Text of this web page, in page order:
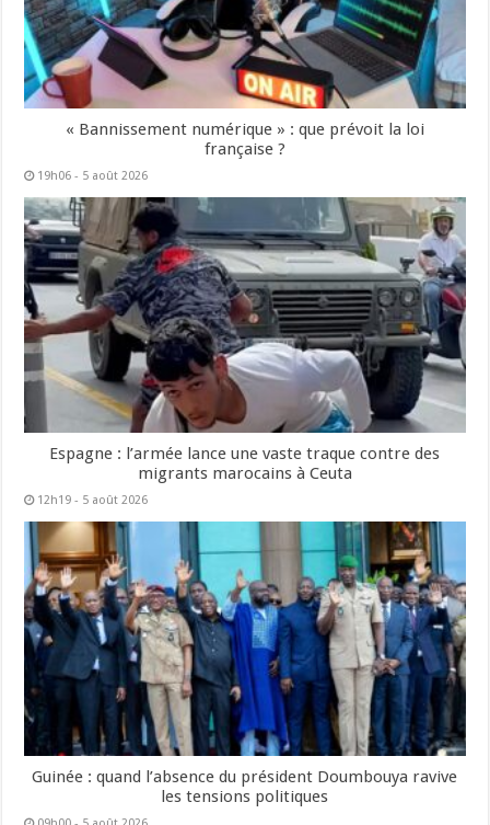
« Bannissement numérique » : que prévoit la loi
française ?
19h06 - 5 août 2026
Espagne : l’armée lance une vaste traque contre des
migrants marocains à Ceuta
12h19 - 5 août 2026
Guinée : quand l’absence du président Doumbouya ravive
les tensions politiques